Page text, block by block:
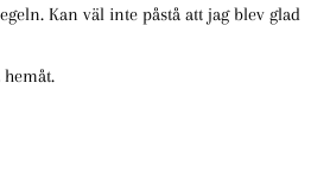
Kan väl inte påstå att jag blev glad